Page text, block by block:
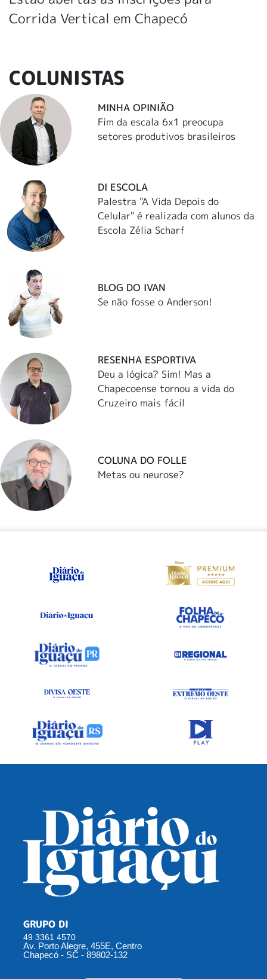
Corrida Vertical em Chapecó
COLUNISTAS
MINHA OPINIÃO
Fim da escala 6x1 preocupa
setores produtivos brasileiros
DI ESCOLA
Palestra "A Vida Depois do
Celular" é realizada com alunos da
Escola Zélia Scharf
BLOG DO IVAN
Se não fosse o Anderson!
RESENHA ESPORTIVA
Deu a lógica? Sim! Mas a
Chapecoense tornou a vida do
Cruzeiro mais fácil
COLUNA DO FOLLE
Metas ou neurose?
GRUPO DI
49 3361 4570
Av. Porto Alegre, 455E, Centro
Chapecó - SC - 89802-132